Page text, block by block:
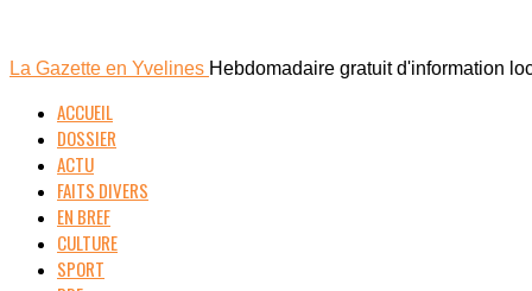
La Gazette en Yvelines Hebdomadaire gratuit d'information
ACCUEIL
DOSSIER
ACTU
FAITS DIVERS
EN BREF
CULTURE
SPORT